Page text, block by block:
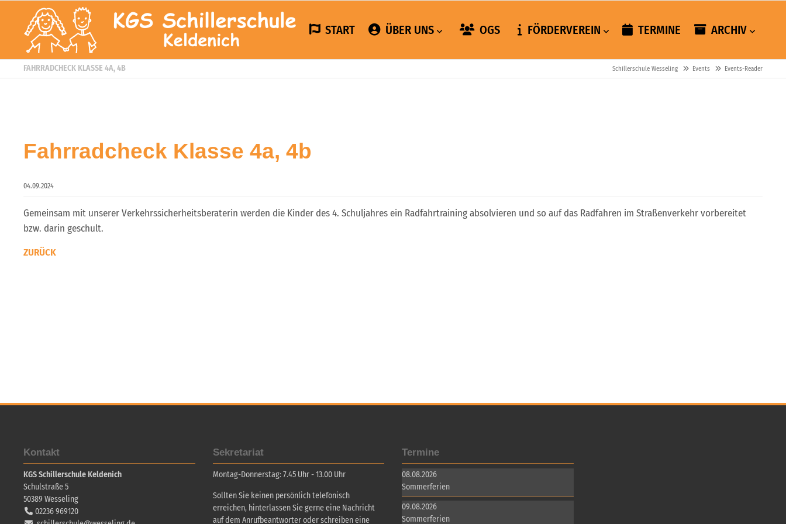
START ÜBER UNS OGS FÖRDERVEREIN TERMINE ARCHIV
FAHRRADCHECK KLASSE 4A, 4B Schillerschule Wesseling Events Events-Reader
Fahrradcheck Klasse 4a, 4b
04.09.2024
Gemeinsam mit unserer Verkehrssicherheitsberaterin werden die Kinder des 4. Schuljahres ein Radfahrtraining absolvieren und so auf das Radfahren im Straßenverkehr vorbereitet
bzw. darin geschult.
ZURÜCK
Kontakt
KGS Schillerschule Keldenich
Schulstraße 5
50389 Wesseling
02236 969120
Sekretariat
Montag-Donnerstag: 7.45 Uhr - 13.00 Uhr
Sollten Sie keinen persönlich telefonisch
erreichen, hinterlassen Sie gerne eine Nachricht
auf dem Anrufbeantworter oder schreiben eine
Termine
08.08.2026
Sommerferien
09.08.2026
Sommerferien